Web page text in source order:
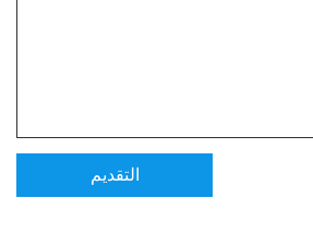
والمزارع ، وما إلى ذلك لحماية